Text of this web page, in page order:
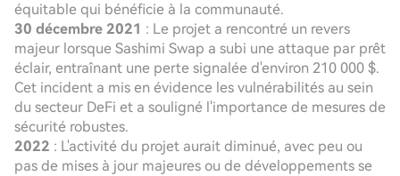
équitable qui bénéficie à la communauté.
30 décembre 2021 : Le projet a rencontré un revers
majeur lorsque Sashimi Swap a subi une attaque par prêt
éclair, entraînant une perte signalée d'environ 210 000 $.
Cet incident a mis en évidence les vulnérabilités au sein
du secteur DeFi et a souligné l'importance de mesures de
sécurité robustes.
2022 : L'activité du projet aurait diminué, avec peu ou
pas de mises à jour majeures ou de développements se